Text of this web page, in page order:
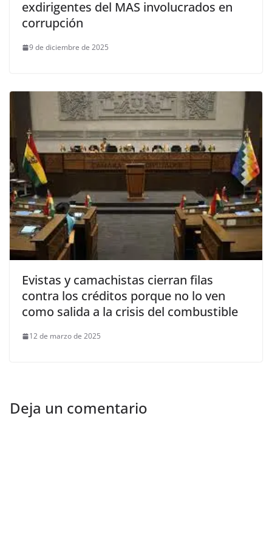
exdirigentes del MAS involucrados en
corrupción
9 de diciembre de 2025
Evistas y camachistas cierran filas
contra los créditos porque no lo ven
como salida a la crisis del combustible
12 de marzo de 2025
Deja un comentario